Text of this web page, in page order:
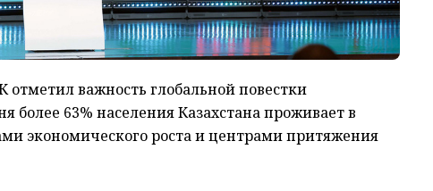
важность глобальной повестки
более 63% населения Казахстана проживает в
экономического роста и центрами притяжения